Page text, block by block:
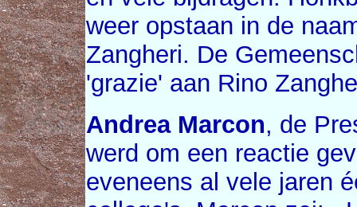
weer opstaan in de
Zangheri. De
'grazie' aan Rino
Andrea Marcon, de
werd om een reactie
eveneens al vele jaren